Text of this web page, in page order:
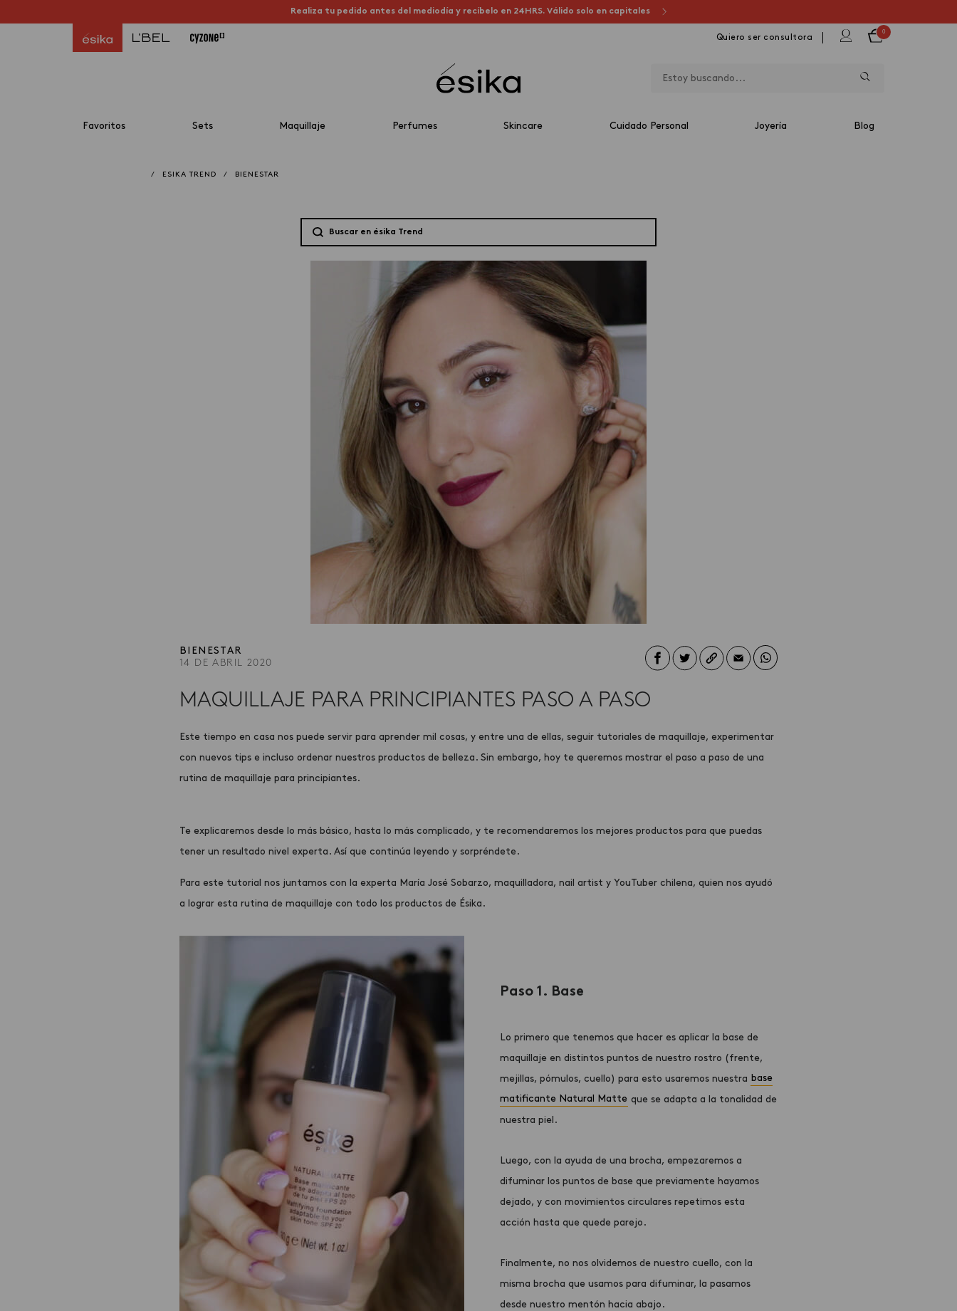
Realiza tu pedido antes del mediodía y recíbelo en 24HRS. Válido solo en capitales
Quiero ser consultora
0
Favoritos Sets Maquillaje Perfumes Skincare Cuidado Personal Joyería Blog
/ ESIKA TREND / BIENESTAR
BIENESTAR
14 DE ABRIL 2020
MAQUILLAJE PARA PRINCIPIANTES PASO A PASO
Este tiempo en casa nos puede servir para aprender mil cosas, y entre una de ellas, seguir tutoriales de maquillaje, experimentar
con nuevos tips e incluso ordenar nuestros productos de belleza. Sin embargo, hoy te queremos mostrar el paso a paso de una
rutina de maquillaje para principiantes.
Te explicaremos desde lo más básico, hasta lo más complicado, y te recomendaremos los mejores productos para que puedas
tener un resultado nivel experta. Así que continúa leyendo y sorpréndete.
Para este tutorial nos juntamos con la experta María José Sobarzo, maquilladora, nail artist y YouTuber chilena, quien nos ayudó
a lograr esta rutina de maquillaje con todo los productos de Ésika.
Paso 1. Base
Lo primero que tenemos que hacer es aplicar la base de
maquillaje en distintos puntos de nuestro rostro (frente,
mejillas, pómulos, cuello) para esto usaremos nuestra base
matificante Natural Matte que se adapta a la tonalidad de
nuestra piel.
Luego, con la ayuda de una brocha, empezaremos a
difuminar los puntos de base que previamente hayamos
dejado, y con movimientos circulares repetimos esta
acción hasta que quede parejo.
Finalmente, no nos olvidemos de nuestro cuello, con la
misma brocha que usamos para difuminar, la pasamos
desde nuestro mentón hacia abajo.